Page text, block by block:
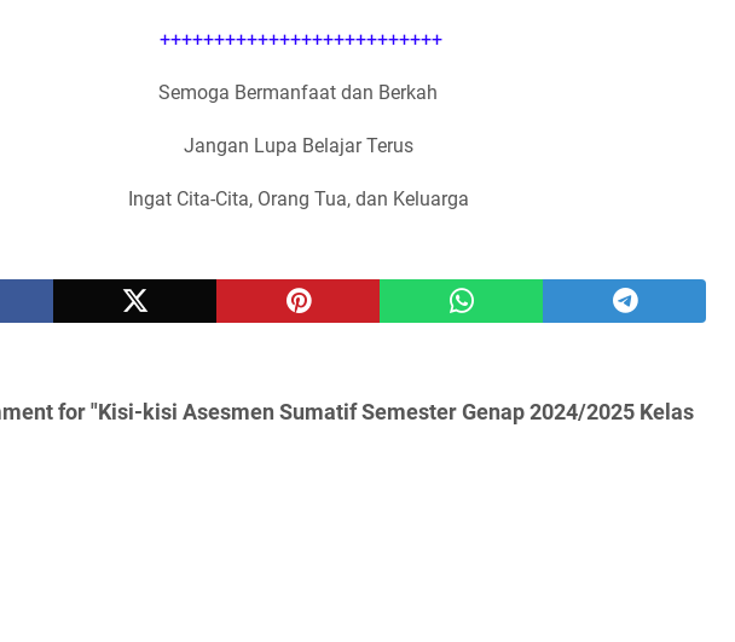
++++++++++++++++++++++++++
Semoga Bermanfaat dan Berkah
Jangan Lupa Belajar Terus
Ingat Cita-Cita, Orang Tua, dan Keluarga
for "Kisi-kisi Asesmen Sumatif Semester Genap 2024/2025 Kelas